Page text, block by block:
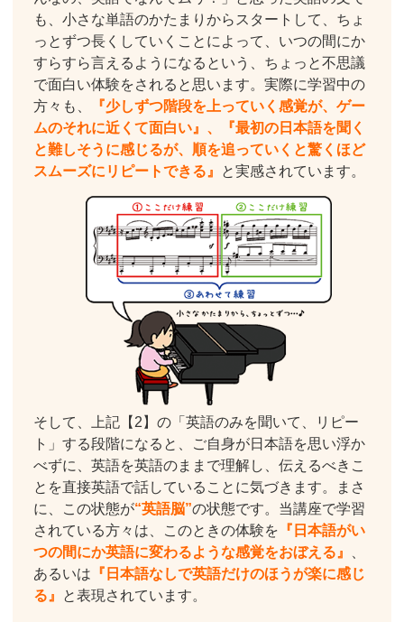
も、小さな単語のかたまりからスタートして、ちょ
っとずつ長くしていくことによって、いつの間にか
すらすら言えるようになるという、ちょっと不思議
で面白い体験をされると思います。実際に学習中の
方々も、
『少しずつ階段を上っていく感覚が、ゲー
ムのそれに近くて面白い』、『最初の日本語を聞く
と難しそうに感じるが、順を追っていくと驚くほど
スムーズにリピートできる』
と実感されています。
そして、上記【2】の「英語のみを聞いて、リピー
ト」する段階になると、ご自身が日本語を思い浮か
べずに、英語を英語のままで理解し、伝えるべきこ
とを直接英語で話していることに気づきます。まさ
に、この状態が“英語脳”の状態です。当講座で学習
されている方々は、このときの体験を 『日本語がい
つの間にか英語に変わるような感覚をおぼえる』
、
あるいは 『日本語なしで英語だけのほうが楽に感じ
る』
と表現されています。